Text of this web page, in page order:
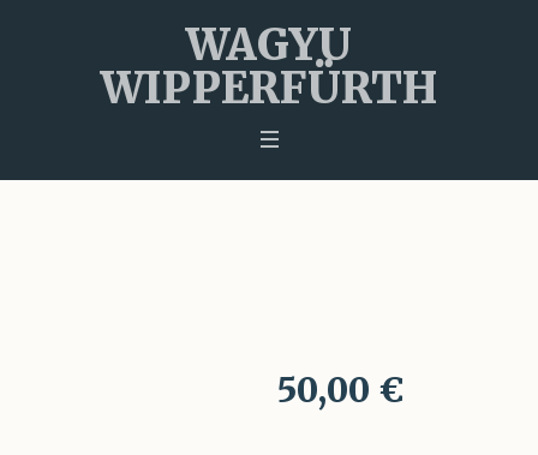
WAGYU
WIPPERFÜRTH
50,00 €